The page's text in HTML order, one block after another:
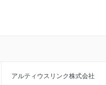
アルティウスリンク株式会社